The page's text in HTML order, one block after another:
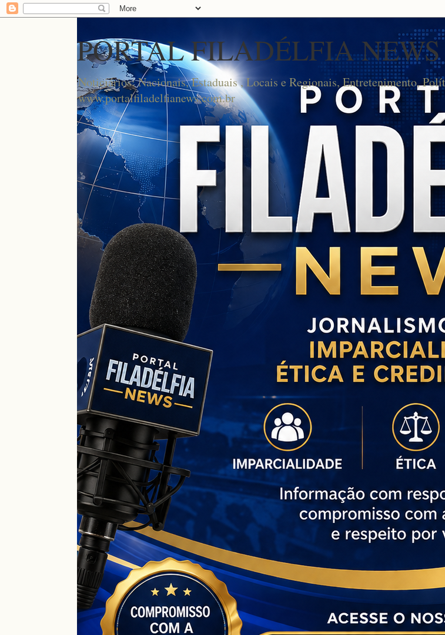
PORTAL FILADÉLFIA NEWS
Noticiários: Nacionais, Estaduais , Locais e Regionais, Entretenimento,
www.portalfiladelfianews.com.br